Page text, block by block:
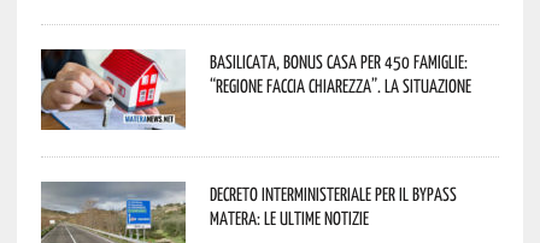
Basilicata, Bonus casa per 450 famiglie:
“Regione faccia chiarezza”. La situazione
Decreto interministeriale per il Bypass
Matera: le ultime notizie